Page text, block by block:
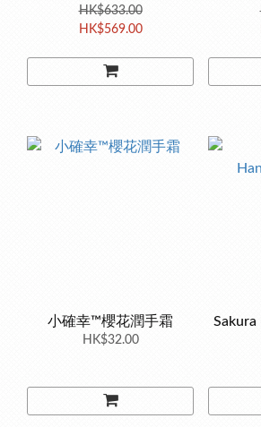
HK$633.00
HK$569.00
小確幸™櫻花潤手霜
HK$32.00
Sakura